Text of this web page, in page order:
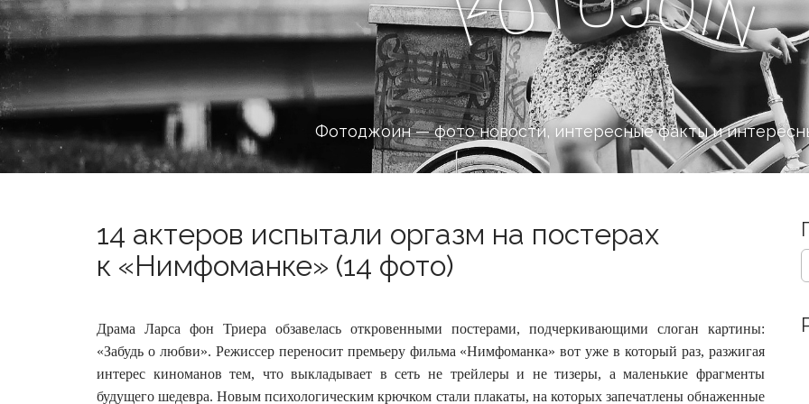
F n
Фотоджоин — фото новости, интересные факты и
14 актеров испытали оргазм на постерах
к «Нимфоманке» (14 фото)
Драма Ларса фон Триера обзавелась откровенными постерами, подчеркивающими слоган картины:
«Забудь о любви». Режиссер переносит премьеру фильма «Нимфоманка» вот уже в который раз, разжигая
интерес киноманов тем, что выкладывает в сеть не трейлеры и не тизеры, а маленькие фрагменты
будущего шедевра.Новым психологическим крючком стали плакаты, на которых запечатлены обнаженные
S
e
c